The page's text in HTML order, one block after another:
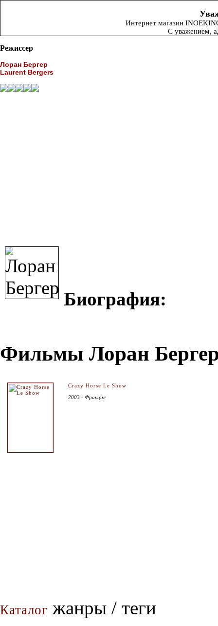
Интернет магазин
С уважением,
Режиссер
Лоран Бергер
Laurent Bergers
Биография:
Фильмы Лоран
Crazy Horse Le Show
2003 - Франция
Каталог жанры / теги